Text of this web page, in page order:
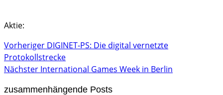
Aktie:
Vorheriger DIGINET-PS: Die digital vernetzte
Protokollstrecke
Nächster International Games Week in Berlin
zusammenhängende Posts